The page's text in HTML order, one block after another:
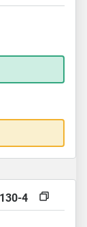
4